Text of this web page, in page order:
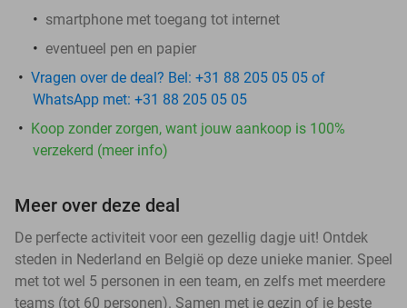
smartphone met toegang tot internet
eventueel pen en papier
Vragen over de deal? Bel: +31 88 205 05 05 of
WhatsApp met: +31 88 205 05 05
Koop zonder zorgen, want jouw aankoop is 100%
verzekerd (meer info)
Meer over deze deal
De perfecte activiteit voor een gezellig dagje uit! Ontdek
steden in Nederland en België op deze unieke manier. Speel
met tot wel 5 personen in een team, en zelfs met meerdere
teams (tot 60 personen). Samen met je gezin of je beste